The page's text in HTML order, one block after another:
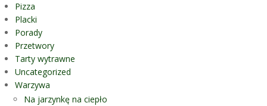
Pizza
Placki
Porady
Przetwory
Tarty wytrawne
Uncategorized
Warzywa
Na jarzynkę na ciepło